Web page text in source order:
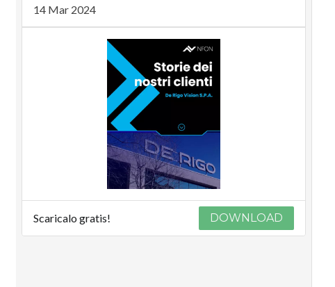
14 Mar 2024
Scaricalo gratis! DOWNLOAD